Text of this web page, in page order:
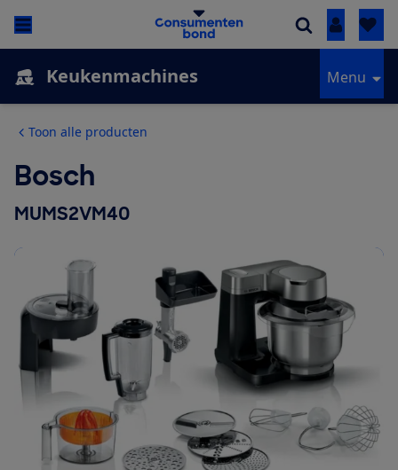
Inloggen
Keukenmachines Menu
Toon alle producten
Bosch
MUMS2VM40